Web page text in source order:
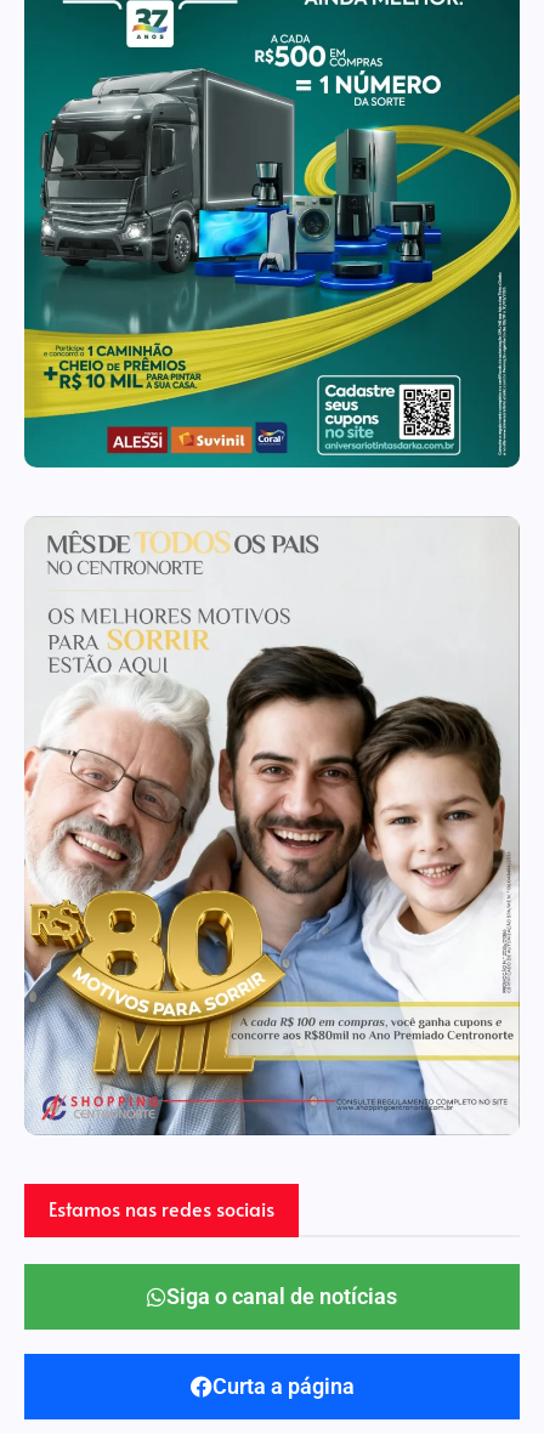
Estamos nas redes sociais
Siga o canal de notícias
Curta a página